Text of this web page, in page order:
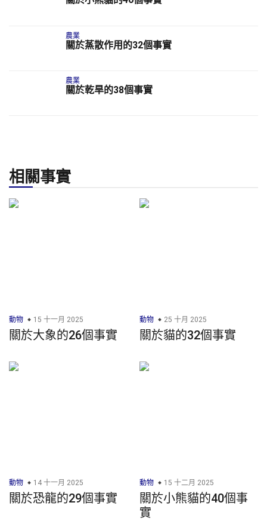
農業
關於蒸散作用的32個事實
農業
關於乾旱的38個事實
相關事實
動物 15 十一月 2025
關於大象的26個事實
動物 25 十月 2025
關於貓的32個事實
動物 14 十一月 2025
關於恐龍的29個事實
動物 15 十二月 2025
關於小熊貓的40個事
實